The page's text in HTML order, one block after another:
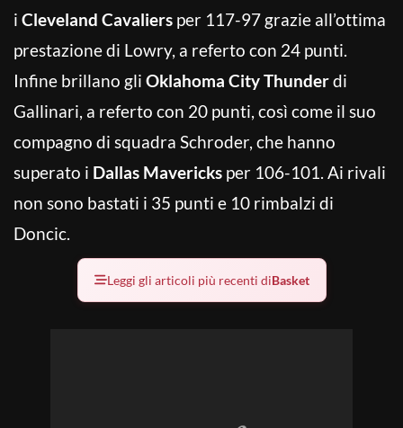
i Cleveland Cavaliers per 117-97 grazie all’ottima
prestazione di Lowry, a referto con 24 punti.
Infine brillano gli Oklahoma City Thunderdi
Gallinari, a referto con 20 punti, così come il suo
compagno di squadra Schroder, che hanno
superato i Dallas Mavericks per 106-101. Ai rivali
non sono bastati i 35 punti e 10 rimbalzi di
Doncic.
Leggi gli articoli più recenti diBasket